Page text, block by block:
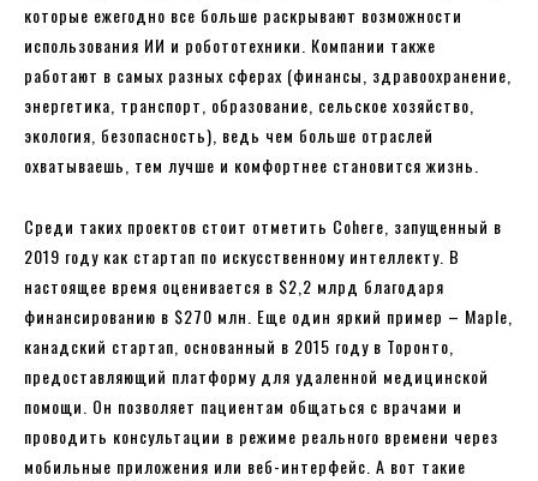
которые ежегодно все больше раскрывают возможности
использования ИИ и робототехники. Компании также
работают в самых разных сферах (финансы, здравоохранение,
энергетика, транспорт, образование, сельское хозяйство,
экология, безопасность), ведь чем больше отраслей
охватываешь, тем лучше и комфортнее становится жизнь.
Среди таких проектов стоит отметить Cohere, запущенный в
2019 году как стартап по искусственному интеллекту. В
настоящее время оценивается в $2,2 млрд благодаря
финансированию в $270 млн. Еще один яркий пример – Maple,
канадский стартап, основанный в 2015 году в Торонто,
предоставляющий платформу для удаленной медицинской
помощи. Он позволяет пациентам общаться с врачами и
проводить консультации в режиме реального времени через
мобильные приложения или веб-интерфейс. А вот такие